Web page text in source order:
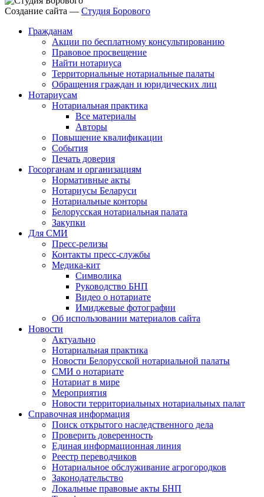
Создание сайта — Студия Борового
Гражданам
Акции по бесплатному консультированию
Правовое просвещение
Найти нотариуса
Территориальные нотариальные палаты
Обращения граждан и юридических лиц
Нотариусам
Нотариальная практика
Все материалы
Авторы
Повышение квалификации
События
Печать доверия
Госорганам и организациям
Нормативные акты
Нотариусы Беларуси
Нотариальные конторы
Белорусская нотариальная палата
Закупки
Для СМИ
Пресс-релизы
Контакты пресс-службы
Медика-кит
Символика
Руководство БНП
Видео о нотариате
Имиджевые фотографии
Об использовании материалов сайта
Новости
Актуально
Нотариальная практика
Новости Белорусской нотариальной палаты
СМИ о нотариате
Нотариат в мире
Мероприятия
Новости территориальных нотариальных палат
Справочная информация
Поиск открытого наследственного дела
Проверить доверенность
Единая информационная линия
Реестр переводчиков
Нотариальное обслуживание агрогородков
Законодательство
Локальные правовые акты БНП